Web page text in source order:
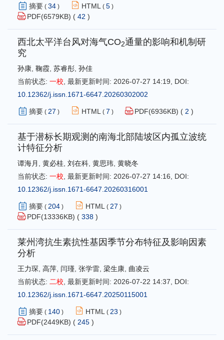
摘要 ( 34 ) HTML ( 5 )
PDF(6579KB) ( 42 )
西北太平洋台风对海气CO2通量的影响和机制研
究
孙康 鞠霞 苏睿彤 孙佳
当前状态: 一校 最新更新时间: 2026-07-27 14:19
DOI:
10.12362/j.issn.1671-6647.20260302002
摘要 ( 27 ) HTML ( 7 ) PDF(6936KB) ( 2 )
基于潜标长期观测的南海北部陆坡区内孤立波统
计特征分析
谭海月 黄必桂 刘在科 黄思玮 黄晓冬
当前状态: 一校 最新更新时间: 2026-07-27 14:16
DOI:
10.12362/j.issn.1671-6647.20260316001
摘要 ( 204 ) HTML ( 27 )
PDF(13336KB) ( 338 )
莱州湾抗生素抗性基因季节分布特征及影响因素
分析
王力琛 高萍 闫瑾 张学雷 梁生康 曲凌云
当前状态: 二校 最新更新时间: 2026-07-22 14:37
DOI:
10.12362/j.issn.1671-6647.20250115001
摘要 ( 140 ) HTML ( 23 )
PDF(2449KB) ( 245 )